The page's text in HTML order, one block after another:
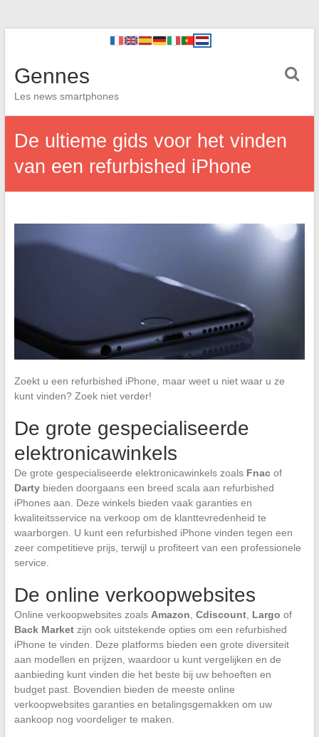
Gennes
Les news smartphones
De ultieme gids voor het vinden
van een refurbished iPhone
Zoekt u een refurbished iPhone, maar weet u niet waar u ze
kunt vinden? Zoek niet verder!
De grote gespecialiseerde
elektronicawinkels
De grote gespecialiseerde elektronicawinkels zoals Fnacof
Dartybieden doorgaans een breed scala aan refurbished
iPhones aan. Deze winkels bieden vaak garanties en
kwaliteitsservice na verkoop om de klanttevredenheid te
waarborgen. U kunt een refurbished iPhone vinden tegen een
zeer competitieve prijs, terwijl u profiteert van een professionele
service.
De online verkoopwebsites
Online verkoopwebsites zoals Amazon Cdiscount, Largo of
Back Marketzijn ook uitstekende opties om een refurbished
iPhone te vinden. Deze platforms bieden een grote diversiteit
aan modellen en prijzen, waardoor u kunt vergelijken en de
aanbieding kunt vinden die het beste bij uw behoeften en
budget past. Bovendien bieden de meeste online
verkoopwebsites garanties en betalingsgemakken om uw
aankoop nog voordeliger te maken.